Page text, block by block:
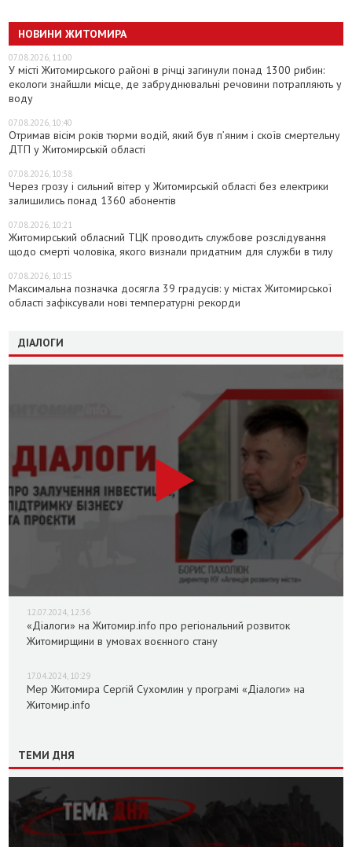
НОВИНИ ЖИТОМИРА
07.08.2026, 11:00
У місті Житомирського районі в річці загинули понад 1300 рибин:
екологи знайшли місце, де забруднювальні речовини потрапляють у
воду
07.08.2026, 10:40
Отримав вісім років тюрми водій, який був п’яним і скоїв смертельну
ДТП у Житомирській області
07.08.2026, 10:38
Через грозу і сильний вітер у Житомирській області без електрики
залишились понад 1360 абонентів
07.08.2026, 10:21
Житомирський обласний ТЦК проводить службове розслідування
щодо смерті чоловіка, якого визнали придатним для служби в тилу
07.08.2026, 10:15
Максимальна позначка досягла 39 градусів: у містах Житомирської
області зафіксували нові температурні рекорди
ДІАЛОГИ
12.07.2024, 12:36
«Діалоги» на Житомир.info про регіональний розвиток
Житомирщини в умовах воєнного стану
17.04.2024, 10:29
Мер Житомира Сергій Сухомлин у програмі «Діалоги» на
Житомир.info
ТЕМИ ДНЯ